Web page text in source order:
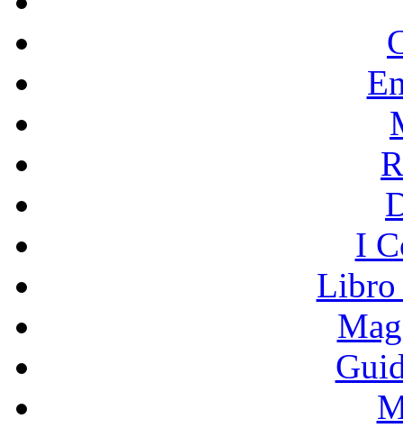
I
Libro